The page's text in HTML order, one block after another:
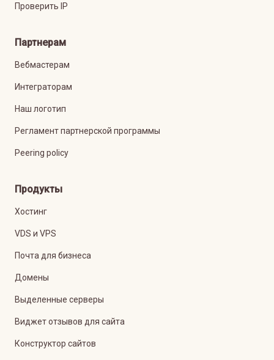
Проверить IP
Партнерам
Вебмастерам
Интеграторам
Наш логотип
Регламент партнерской программы
Peering policy
Продукты
Хостинг
VDS и VPS
Почта для бизнеса
Домены
Выделенные серверы
Виджет отзывов для сайта
Конструктор сайтов